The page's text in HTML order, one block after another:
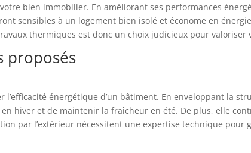
bien immobilier. En améliorant ses performances
sensibles à un logement bien isolé et économe en
thermiques est donc un choix judicieux pour valoriser
proposés
énergétique d’un bâtiment. En enveloppant la
hiver et de maintenir la fraîcheur en été. De plus, elle
par l’extérieur nécessitent une expertise technique pour